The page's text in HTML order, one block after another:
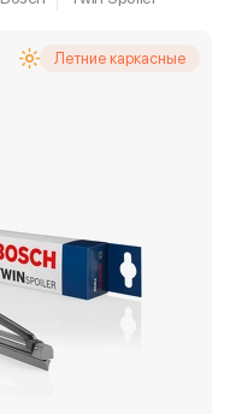
Летние каркасные